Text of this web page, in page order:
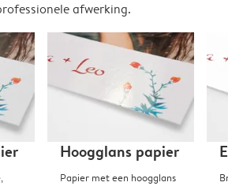
afwerking.
Hoogglans papier
Papier met een hoogglans